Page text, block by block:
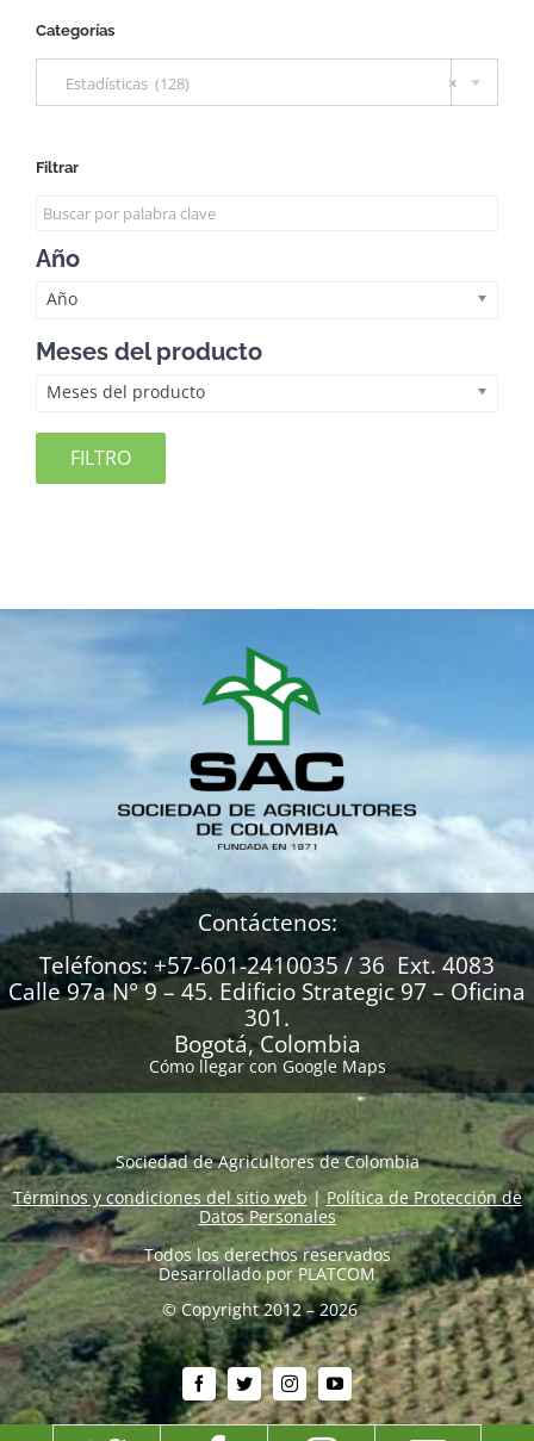
Categorías
×
Estadísticas (128)
Filtrar
Año
Año
Meses del producto
Meses del producto
FILTRO
Contáctenos:
Teléfonos: +57-601-2410035 / 36 Ext. 4083
Calle 97a N° 9 – 45. Edificio Strategic 97 – Oficina
301.
Bogotá, Colombia
Cómo llegar con Google Maps
Sociedad de Agricultores de Colombia
Términos y condiciones del sitio web|Política de Protección de
Datos Personales
Todos los derechos reservados
Desarrollado por PLATCOM
© Copyright 2012 – 2026